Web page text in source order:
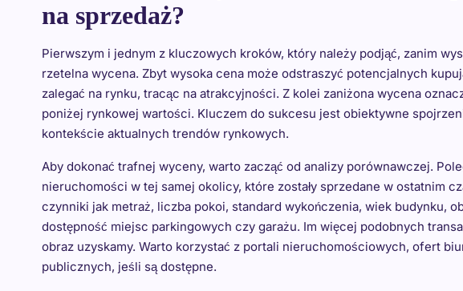
na sprzedaż?
Pierwszym i jednym z kluczowych kroków, który należy podjąć, zanim
rzetelna wycena. Zbyt wysoka cena może odstraszyć potencjalnych
zalegać na rynku, tracąc na atrakcyjności. Z kolei zaniżona wycena
poniżej rynkowej wartości. Kluczem do sukcesu jest obiektywne
kontekście aktualnych trendów rynkowych.
Aby dokonać trafnej wyceny, warto zacząć od analizy porównawczej.
nieruchomości w tej samej okolicy, które zostały sprzedane w ostatnim
czynniki jak metraż, liczba pokoi, standard wykończenia, wiek budynku,
dostępność miejsc parkingowych czy garażu. Im więcej podobnych
obraz uzyskamy. Warto korzystać z portali nieruchomościowych, ofert
publicznych, jeśli są dostępne.